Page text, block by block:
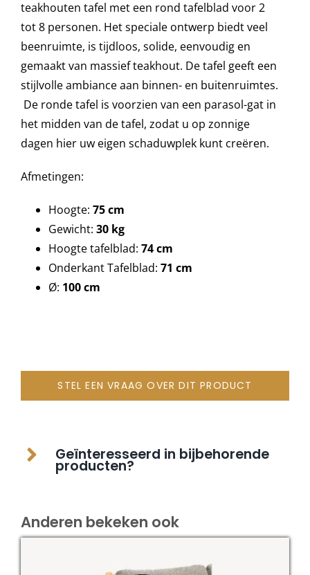
Verlichting
Onderhoud
Accessoires en Kado
Onze merken
teakhouten tafel met een rond tafelblad voor 2
tot 8 personen. Het speciale ontwerp biedt veel
beenruimte, is tijdloos, solide, eenvoudig en
gemaakt van massief teakhout. De tafel geeft een
stijlvolle ambiance aan binnen- en buitenruimtes.
De ronde tafel is voorzien van een parasol-gat in
het midden van de tafel, zodat u op zonnige
dagen hier uw eigen schaduwplek kunt creëren.
Afmetingen:
Hoogte: 75 cm
Gewicht: 30 kg
Hoogte tafelblad: 74 cm
Onderkant Tafelblad: 71 cm
Ø: 100 cm
STEL EEN VRAAG OVER DIT PRODUCT
Geïnteresseerd in bijbehorende
producten?
Anderen bekeken ook